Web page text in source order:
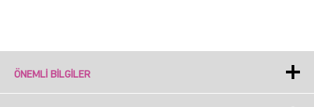
ÖNEMLI BILGILER